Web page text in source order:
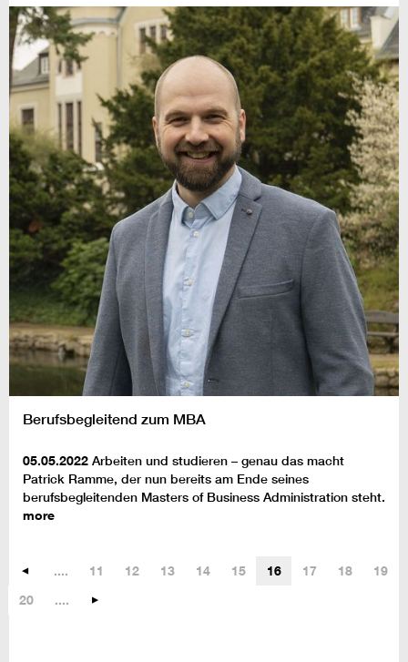
Berufsbegleitend zum MBA
05.05.2022 Arbeiten und studieren – genau das macht
Patrick Ramme, der nun bereits am Ende seines
berufsbegleitenden Masters of Business Administration steht.
more
.... 11 12 13 14 15 16 17 18
19
20
....